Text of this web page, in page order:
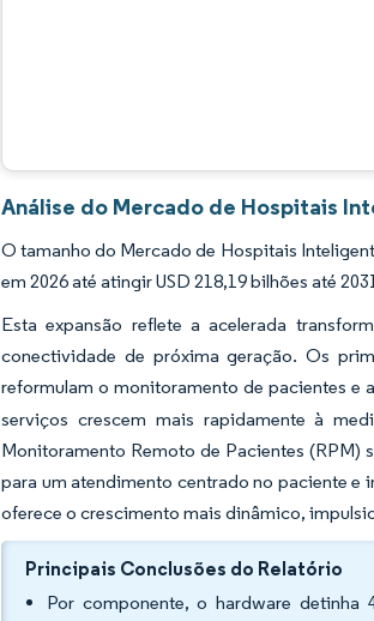
Análise do Mercado de Hospitais
O tamanho do Mercado de Hospitais
em 2026 até atingir USD 218,19 bilhões até
Esta expansão reflete a acelerada
conectividade de próxima geração. Os
reformulam o monitoramento de pacientes e
serviços crescem mais rapidamente à
Monitoramento Remoto de Pacientes (RPM)
para um atendimento centrado no paciente e
oferece o crescimento mais dinâmico,
Principais Conclusões do Relatório
Por componente, o hardware detinha